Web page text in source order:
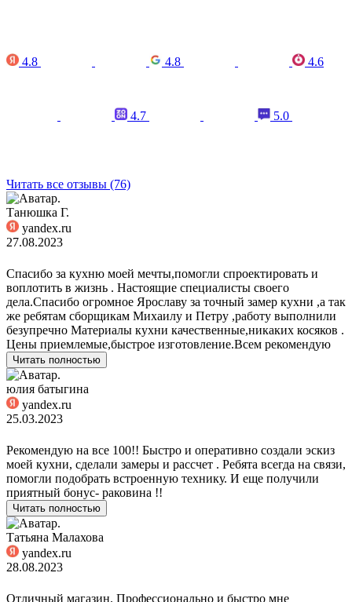
4.8 4.8 4.6
4.7 5.0
Читать все отзывы (76)
Танюшка Г.
yandex.ru
27.08.2023
Спасибо за кухню моей мечты,помогли спроектировать и
воплотить в жизнь . Настоящие специалисты своего
дела.Спасибо огромное Ярославу за точный замер кухни ,а так
же ребятам сборщикам Михаилу и Петру ,работу выполнили
безупречно Материалы кухни качественные,никаких косяков .
Цены приемлемые,быстрое изготовление.Всем рекомендую
Читать полностью
юлия батыгина
yandex.ru
25.03.2023
Рекомендую на все 100!! Быстро и оперативно создали эскиз
моей кухни, сделали замеры и рассчет . Ребята всегда на связи,
помогли подобрать встроенную технику. И еще получили
приятный бонус- раковина !!
Читать полностью
Татьяна Малахова
yandex.ru
28.08.2023
Отличный магазин. Профессионально и быстро мне